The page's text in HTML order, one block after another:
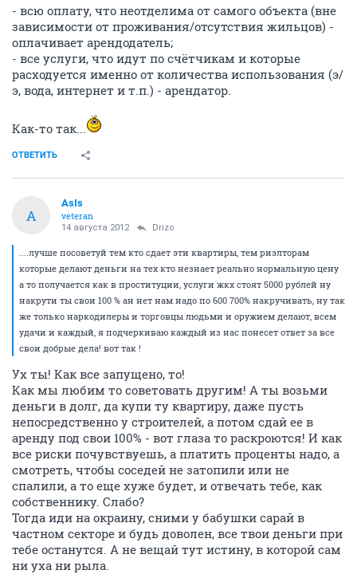
- всю оплату, что неотделима от самого объекта (вне
зависимости от проживания/отсутствия жильцов) -
оплачивает арендодатель;
- все услуги, что идут по счётчикам и которые
расходуется именно от количества использования (э/
э, вода, интернет и т.п.) - арендатор.
Как-то так...
ОТВЕТИТЬ
A
AsIs
veteran
14 августа 2012 Drizo
....лучше посоветуй тем кто сдает эти квартиры, тем риэлторам
которые делают деньги на тех кто незнает реально нормальную цену
а то получается как в проституции, услуги жкх стоят 5000 рублей ну
накрути ты свои 100 % ан нет нам надо по 600 700% накручивать, ну так
же только наркодилеры и торговцы людьми и оружием делают, всем
удачи и каждый, я подчеркиваю каждый из нас понесет ответ за все
свои добрые дела! вот так !
Ух ты! Как все запущено, то!
Как мы любим то советовать другим! А ты возьми
деньги в долг, да купи ту квартиру, даже пусть
непосредственно у строителей, а потом сдай ее в
аренду под свои 100% - вот глаза то раскроются! И как
все риски почувствуешь, а платить проценты надо, а
смотреть, чтобы соседей не затопили или не
спалили, а то еще хуже будет, и отвечать тебе, как
собственнику. Слабо?
Тогда иди на окраину, сними у бабушки сарай в
частном секторе и будь доволен, все твои деньги при
тебе останутся. А не вещай тут истину, в которой сам
ни уха ни рыла.